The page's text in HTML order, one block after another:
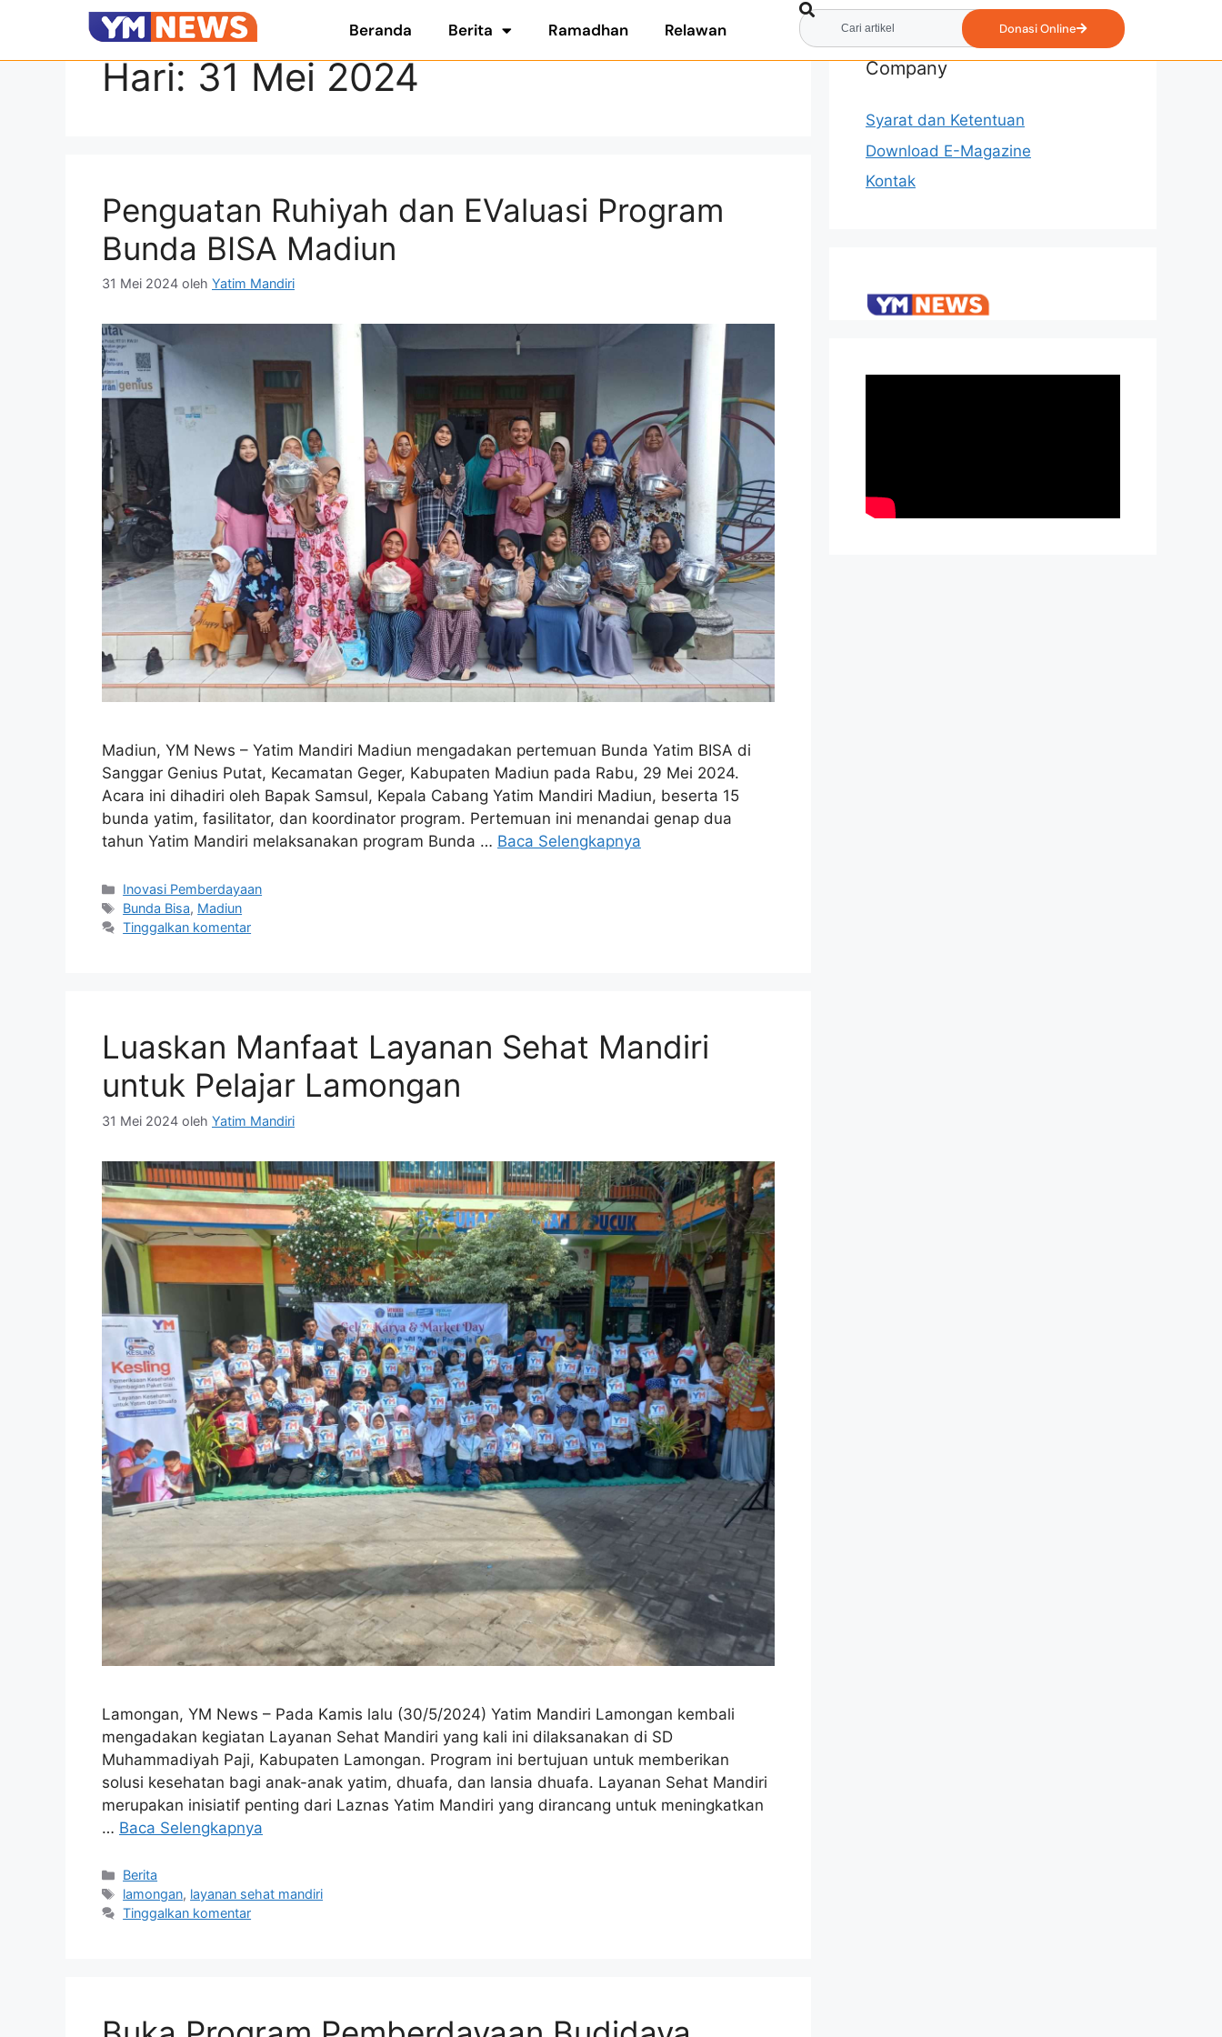
Beranda Berita Ramadhan Relawan Donasi Online
Hari:31 Mei 2024
Penguatan Ruhiyah dan EValuasi Program
Bunda BISA Madiun
31 Mei 2024 oleh Yatim Mandiri
Madiun, YM News – Yatim Mandiri Madiun mengadakan pertemuan Bunda Yatim BISA di
Sanggar Genius Putat, Kecamatan Geger, Kabupaten Madiun pada Rabu, 29 Mei 2024.
Acara ini dihadiri oleh Bapak Samsul, Kepala Cabang Yatim Mandiri Madiun, beserta 15
bunda yatim, fasilitator, dan koordinator program. Pertemuan ini menandai genap dua
tahun Yatim Mandiri melaksanakan program Bunda … Baca Selengkapnya
Inovasi Pemberdayaan
Bunda Bisa, Madiun
Tinggalkan komentar
Luaskan Manfaat Layanan Sehat Mandiri
untuk Pelajar Lamongan
31 Mei 2024 oleh Yatim Mandiri
Lamongan, YM News – Pada Kamis lalu (30/5/2024) Yatim Mandiri Lamongan kembali
mengadakan kegiatan Layanan Sehat Mandiri yang kali ini dilaksanakan di SD
Muhammadiyah Paji, Kabupaten Lamongan. Program ini bertujuan untuk memberikan
solusi kesehatan bagi anak-anak yatim, dhuafa, dan lansia dhuafa. Layanan Sehat Mandiri
merupakan inisiatif penting dari Laznas Yatim Mandiri yang dirancang untuk meningkatkan
… Baca Selengkapnya
Berita
lamongan, layanan sehat mandiri
Tinggalkan komentar
Company
Syarat dan Ketentuan
Download E-Magazine
Kontak